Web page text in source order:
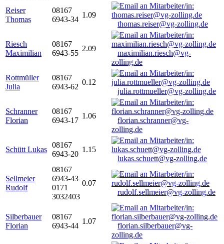
Reiser
Thomas
08167
6943-34
1.09
thomas.reiser@vg-zolling.de
Riesch
Maximilian
08167
6943-55
2.09
maximilian.riesch@vg-
zolling.de
Rottmüller
Julia
08167
6943-62
0.12
julia.rottmueller@vg-zolling.de
Schranner
Florian
08167
6943-17
1.06
florian.schranner@vg-
zolling.de
Schütt Lukas
08167
6943-20
1.15
lukas.schuett@vg-zolling.de
Sellmeier
Rudolf
08167
6943-43
0171
3032403
0.07
rudolf.sellmeier@vg-zolling.de
Silberbauer
Florian
08167
6943-44
1.07
florian.silberbauer@vg-
zolling.de